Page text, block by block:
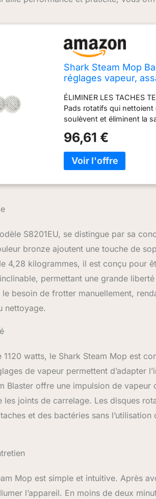
Shark Steam Mop
réglages vapeur,
S8201EU
ÉLIMINER LES TACHES
Pads rotatifs qui
soulèvent et éliminent la
puissance de la vapeur.
conditions d'essai
foyer à l'autre) MODE
un jet de vapeur
automatiques du balai
machine et réutilisables
: 119 cm. Poids : 3kg.
96,61 €
S8201EU, se distingue par sa
bronze ajoutent une touche de
4,28 kilogrammes, il est conçu pour
permettant une grande
besoin de frotter manuellement,
nettoyage.
1120 watts, le Shark Steam Mop est
de vapeur permettent d’adapter
Blaster offre une impulsion de
les joints de carrelage. Les disques
et des bactéries sans
Mop est simple et intuitive. Après
l’appareil. En moins de deux